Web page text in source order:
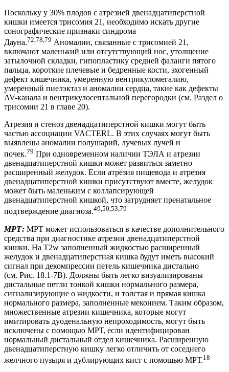
Поскольку у 30% плодов с атрезией двенадцатиперстной
кишки имеется трисомия 21, необходимо искать другие
сонографические признаки синдрома
Дауна.72,78,79 Аномалии, связанные с трисомией 21,
включают маленький или отсутствующий нос, утолщение
затылочной складки, гипопластику средней фаланги пятого
пальца, короткие плечевые и бедренные кости, эхогенный
дефект кишечника, умеренную вентрикуломегалию,
умеренный пиелэктаз и аномалии сердца, такие как дефекты
AV-канала и вентрикулосептальной перегородки (см. Раздел о
трисомии 21 в главе 20).
Атрезия и стеноз двенадцатиперстной кишки могут быть
частью ассоциации VACTERL. В этих случаях могут быть
выявлены аномалии полушарий, лучевых лучей и
почек.79 При одновременном наличии ТЭЛА и атрезии
двенадцатиперстной кишки может развиться заметно
расширенный желудок. Если атрезия пищевода и атрезия
двенадцатиперстной кишки присутствуют вместе, желудок
может быть маленьким с коллапсирующей
двенадцатиперстной кишкой, что затрудняет пренатальное
подтверждение диагноза.49,50,53,79
МРТ: МРТ может использоваться в качестве дополнительного
средства при диагностике атрезии двенадцатиперстной
кишки. На T2w заполненный жидкостью расширенный
желудок и двенадцатиперстная кишка будут иметь высокий
сигнал при декомпрессии петель кишечника дистально
(см. Рис. 18.1-7B). Должны быть легко визуализированы
дистальные петли тонкой кишки нормального размера,
сигнализирующие о жидкости, и толстая и прямая кишка
нормального размера, заполненные меконием. Таким образом,
множественные атрезии кишечника, которые могут
имитировать дуоденальную непроходимость, могут быть
исключены с помощью МРТ, если идентифицирован
нормальный дистальный отдел кишечника. Расширенную
двенадцатиперстную кишку легко отличить от соседнего
желчного пузыря и дублирующих кист с помощью МРТ.18